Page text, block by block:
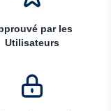
par les
Utilisateurs